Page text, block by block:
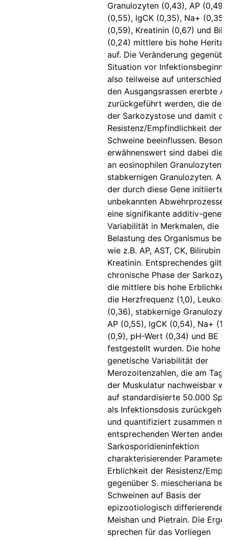
Granulozyten (0,43), AP
(0,55), lgCK (0,35), Na+
(0,59), Kreatinin (0,67) und
(0,24) mittlere bis hohe
auf. Die Veränderung
Situation vor Infektionsbeginn
also teilweise auf
den Ausgangsrassen ererbte
zurückgeführt werden, die den
der Sarkozystose und damit
Resistenz/Empfindlichkeit der
Schweine beeinflussen.
erwähnenswert sind dabei die
an eosinophilen Granulozyten
stabkernigen Granulozyten.
der durch diese Gene
unbekannten Abwehrprozesse
eine signifikante additiv-
Variabilität in Merkmalen, die
Belastung des Organismus
wie z.B. AP, AST, CK, Bilirubin
Kreatinin. Entsprechendes gilt
chronische Phase der
die mittlere bis hohe
die Herzfrequenz (1,0),
(0,36), stabkernige
AP (0,55), lgCK (0,54), Na+
(0,9), pH-Wert (0,34) und BE
festgestellt wurden. Die hohe
genetische Variabilität der
Merozoitenzahlen, die am Tag
der Muskulatur nachweisbar
auf standardisierte 50.000
als Infektionsdosis
und quantifiziert zusammen
entsprechenden Werten
Sarkosporidieninfektion
charakterisierender Parameter
Erblichkeit der Resistenz/
gegenüber S. miescheriana bei
Schweinen auf Basis der
epizootiologisch differierenden
Meishan und Pietrain. Die
sprechen für das Vorliegen